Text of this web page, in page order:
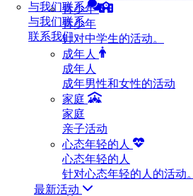
与我们联系
与我们联系
联系我们
青少年
青少年
针对中学生的活动。
成年人
成年人
成年男性和女性的活动
家庭
家庭
亲子活动
心态年轻的人
心态年轻的人
针对心态年轻的人的活动。
最新活动